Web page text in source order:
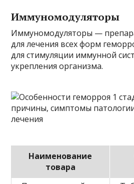
Иммуномодуляторы
Иммуномодуляторы —
для лечения всех форм
для стимуляции иммунной
укрепления организма.
Наименование
товара